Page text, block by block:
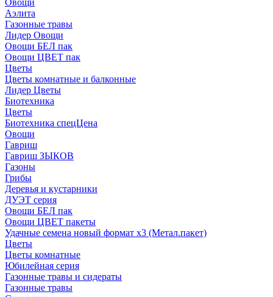
Овощи
Аэлита
Газонные травы
Лидер Овощи
Овощи БЕЛ пак
Овощи ЦВЕТ пак
Цветы
Цветы комнатные и балконные
Лидер Цветы
Биотехника
Цветы
Биотехника спецЦена
Овощи
Гавриш
Гавриш ЗЫКОВ
Газоны
Грибы
Деревья и кустарники
ДУЭТ серия
Овощи БЕЛ пак
Овощи ЦВЕТ пакеты
Удачные семена новый формат х3 (Метал.пакет)
Цветы
Цветы комнатные
Юбилейная серия
Газонные травы и сидераты
Газонные травы